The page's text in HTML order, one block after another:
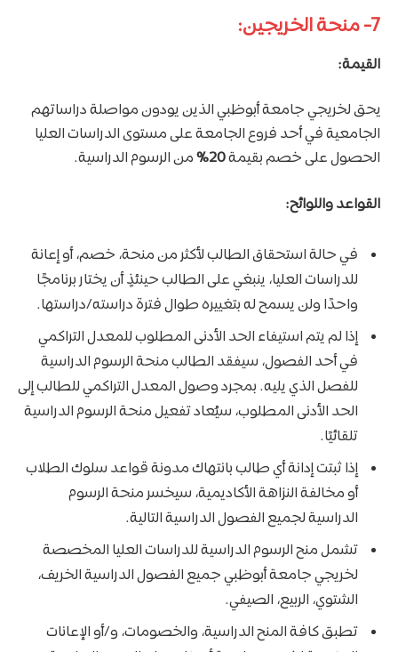
7- منحة الخريجين:
القيمة:
يحق لخريجي جامعة أبوظبي الذين يودون مواصلة دراساتهم
الجامعية في أحد فروع الجامعة على مستوى الدراسات العليا
الحصول على خصم بقيمة20% من الرسوم الدراسية.
القواعد واللوائح:
في حالة استحقاق الطالب لأكثر من منحة، خصم، أو إعانة
للدراسات العليا، ينبغي على الطالب حينئذٍ أن يختار برنامجًا
واحدًا ولن يسمح له بتغييره طوال فترة دراسته/دراستها.
إذا لم يتم استيفاء الحد الأدنى المطلوب للمعدل التراكمي
في أحد الفصول، سيفقد الطالب منحة الرسوم الدراسية
للفصل الذي يليه. بمجرد وصول المعدل التراكمي للطالب إلى
الحد الأدنى المطلوب، سيُعاد تفعيل منحة الرسوم الدراسية
تلقائيًا.
إذا ثبتت إدانة أي طالب بانتهاك مدونة قواعد سلوك الطلاب
أو مخالفة النزاهة الأكاديمية، سيخسر منحة الرسوم
الدراسية لجميع الفصول الدراسية التالية.
تشمل منح الرسوم الدراسية للدراسات العليا المخصصة
لخريجي جامعة أبوظبي جميع الفصول الدراسية الخريف،
الشتوي، الربيع، الصيفي.
تطبق كافة المنح الدراسية، والخصومات، و/أو الإعانات